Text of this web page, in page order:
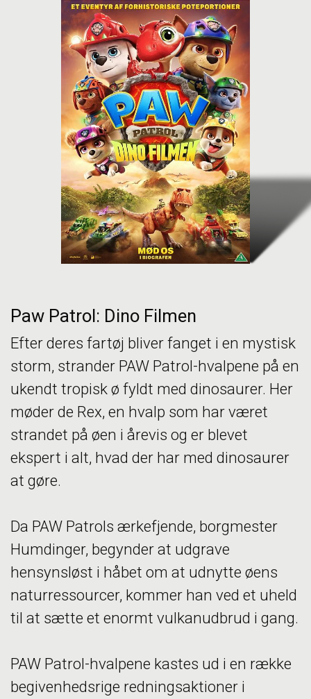
Paw Patrol: Dino Filmen
Efter deres fartøj bliver fanget i en mystisk
storm, strander PAW Patrol-hvalpene på en
ukendt tropisk ø fyldt med dinosaurer. Her
møder de Rex, en hvalp som har været
strandet på øen i årevis og er blevet
ekspert i alt, hvad der har med dinosaurer
at gøre.
Da PAW Patrols ærkefjende, borgmester
Humdinger, begynder at udgrave
hensynsløst i håbet om at udnytte øens
naturressourcer, kommer han ved et uheld
til at sætte et enormt vulkanudbrud i gang.
PAW Patrol-hvalpene kastes ud i en række
begivenhedsrige redningsaktioner i